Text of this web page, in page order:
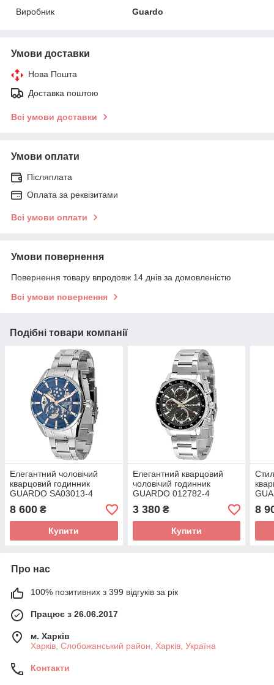
Виробник
Guardo
Умови доставки
Нова Пошта
Доставка поштою
Всі умови доставки
Умови оплати
Післяплата
Оплата за реквізитами
Всі умови оплати
Умови повернення
Повернення товару впродовж 14 днів за домовленістю
Всі умови повернення
Подібні товари компанії
Елегантний чоловічий
кварцовий годинник
GUARDO SA03013-4
8 600 ₴
Купити
Елегантний кварцовий
чоловічий годинник
GUARDO 012782-4
3 380₴
Купити
8
Про нас
100% позитивних з 399 відгуків за рік
Працює з 26.06.2017
м. Харків
Харків, Слобожанський район, Харків, Україна
Контакти